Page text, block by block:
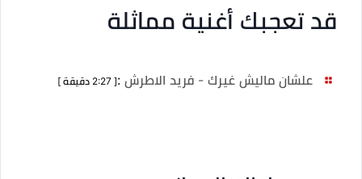
قد تعجبك أغنية مماثلة
علشان ماليش غيرك - فريد الاطرش :[ 2:27 دقيقة ]